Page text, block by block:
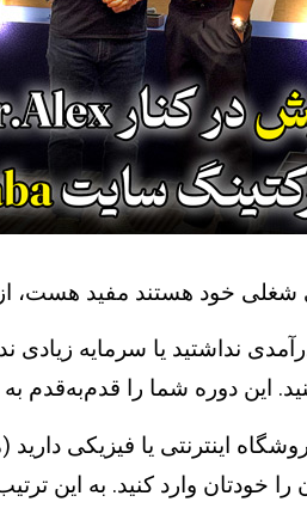
شغلی خود هستند مفید هست،
نداشتید یا سرمایه زیادی
اینترنتی یا فیزیکی دارید
را خودتان وارد کنید. به